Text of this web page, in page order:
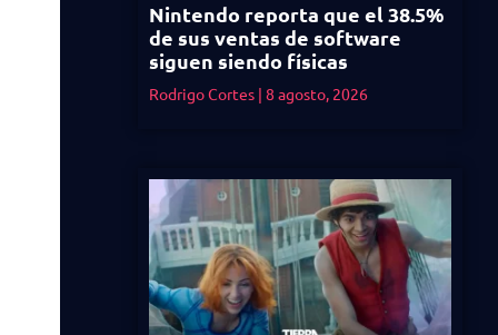
Nintendo reporta que el 38.5%
de sus ventas de software
siguen siendo físicas
Rodrigo Cortes 8 agosto, 2026